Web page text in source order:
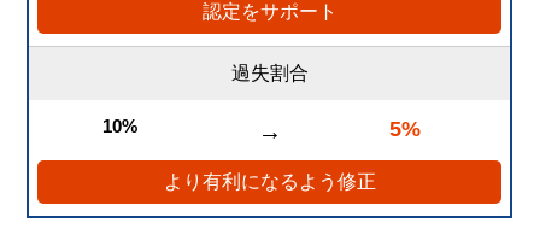
認定をサポート
過失割合
10% → 5%
より有利になるよう修正